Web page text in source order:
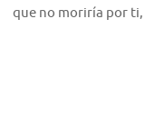
que no moriría por ti,